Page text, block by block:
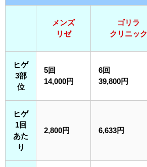
メンズ
リゼ
ゴリラ
クリニック
ヒゲ
3部
位
5回
14,000円
6回
39,800円
ヒゲ
1回
あた
り
2,800円 6,633円